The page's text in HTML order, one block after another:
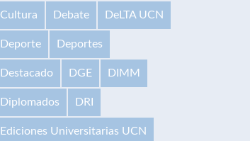
Cultura Debate DeLTA UCN
Deporte Deportes
Destacado DGE DIMM
Diplomados DRI
Ediciones Universitarias UCN